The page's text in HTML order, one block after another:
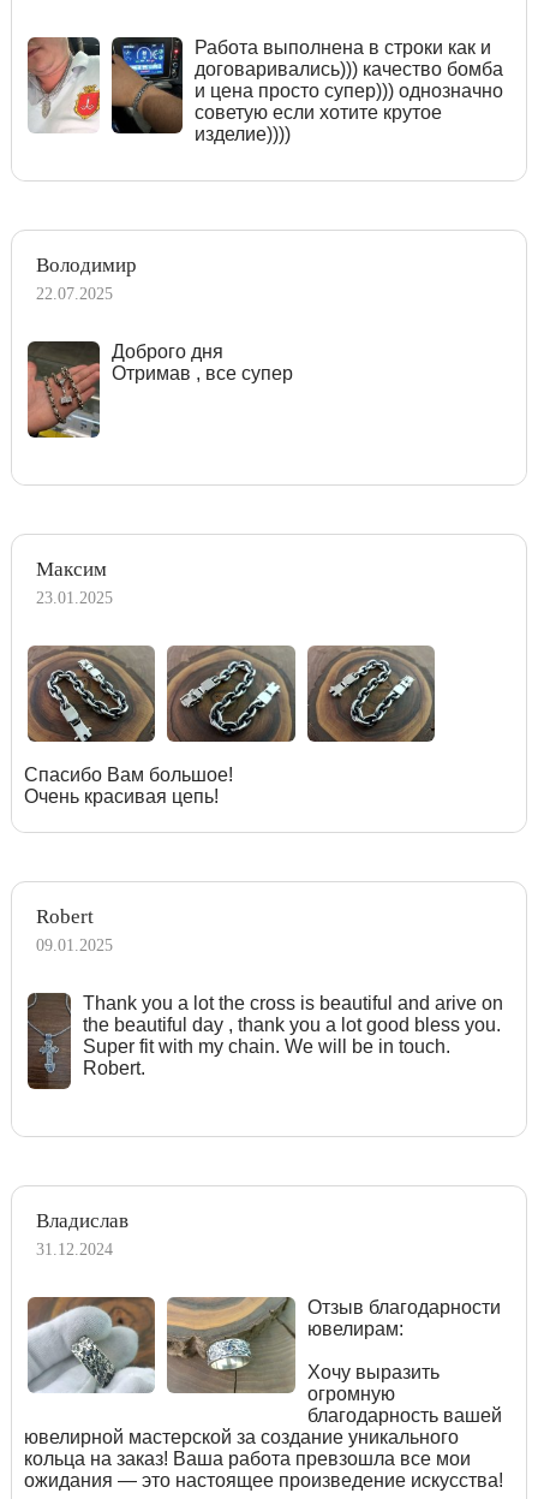
Работа выполнена в строки как и
договаривались))) качество бомба
и цена просто супер))) однозначно
советую если хотите крутое
изделие))))
Володимир
22.07.2025
Доброго дня
Отримав , все супер
Максим
23.01.2025
Спасибо Вам большое!
Очень красивая цепь!
Robert
09.01.2025
Тhank you a lot the cross is beautiful and arive on
the beautiful day , thank you a lot good bless you.
Super fit with my chain. We will be in touch.
Robert.
Владислав
31.12.2024
Отзыв благодарности
ювелирам:
Хочу выразить
огромную
благодарность вашей
ювелирной мастерской за создание уникального
кольца на заказ! Ваша работа превзошла все мои
ожидания — это настоящее произведение искусства!